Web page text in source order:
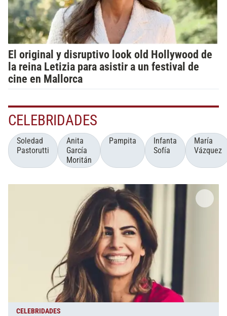
El original y disruptivo look old Hollywood de
la reina Letizia para asistir a un festival de
cine en Mallorca
CELEBRIDADES
Soledad
Pastorutti
Anita
García
Moritán
Pampita
Infanta
Sofía
María
Vázquez
CELEBRIDADES